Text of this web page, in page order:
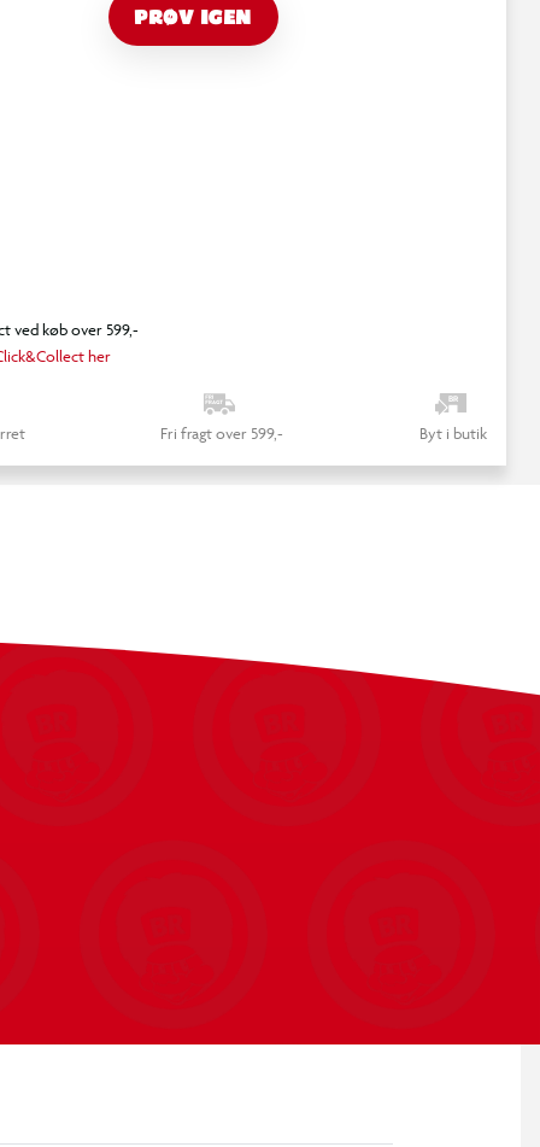
PRØV IGEN
ved køb over 599,-
her
Fri fragt over 599,- Byt i butik